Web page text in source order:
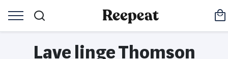
Lave linge Thomson